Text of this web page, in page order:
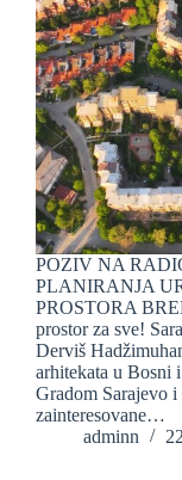
POZIV NA
PLANIRANJA
PROSTORA
prostor za sve!
Derviš
arhitekata u Bosni
Gradom Sarajevo
zainteresovane…
adminn